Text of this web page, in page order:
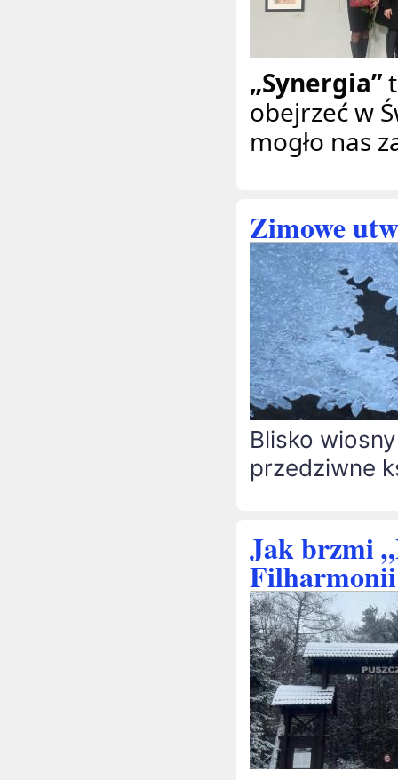
„Synergia”
obejrzeć w
mogło nas
Zimowe
Blisko
przedziwne
Jak brzmi